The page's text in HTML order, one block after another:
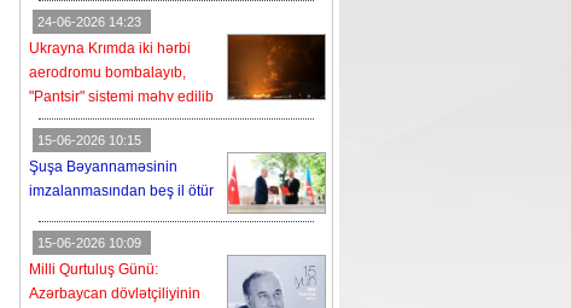
24-06-2026 14:23
Ukrayna Krımda iki hərbi
aerodromu bombalayıb,
"Pantsir" sistemi məhv edilib
15-06-2026 10:15
Şuşa Bəyannaməsinin
imzalanmasından beş il ötür
15-06-2026 10:09
Milli Qurtuluş Günü:
Azərbaycan dövlətçiliyinin